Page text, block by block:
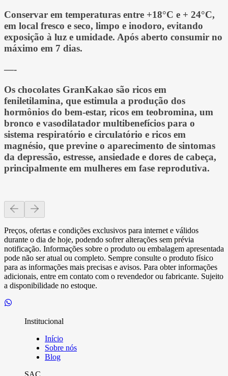
Conservar em temperaturas entre +18°C e + 24°C,
em local fresco e seco, limpo e inodoro, evitando
exposição à luz e umidade. Após aberto consumir no
máximo em 7 dias.
—-
Os chocolates GranKakao são ricos em
feniletilamina, que estimula a produção dos
hormônios do bem-estar, ricos em teobromina, um
bronco e vasodilatador multibenefícios para o
sistema respiratório e circulatório e ricos em
magnésio, que previne o aparecimento de sintomas
da depressão, estresse, ansiedade e dores de cabeça,
principalmente em mulheres em fase reprodutiva.
Preços, ofertas e condições exclusivos para internet e válidos
durante o dia de hoje, podendo sofrer alterações sem prévia
notificação. Informações sobre o produto ou embalagem apresentada
pode não ser atual ou completo. Sempre consulte o produto físico
para as informações mais precisas e avisos. Para obter informações
adicionais, entre em contato com o revendedor ou fabricante. Sujeito
a disponibilidade no estoque.
Institucional
Início
Sobre nós
Blog
SAC